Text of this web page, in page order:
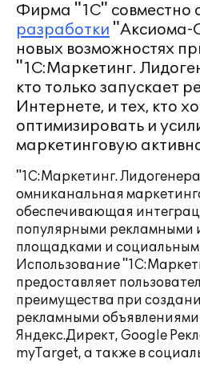
Фирма "1С" совместно
разработки "Аксиома-
новых возможностях
"1С:Маркетинг.
кто только запускает
Интернете, и тех, кто
оптимизировать и
маркетинговую
"1С:Маркетинг.
омниканальная
обеспечивающая
популярными рекламными
площадками и
Использование
предоставляет
преимущества при
рекламными объявлениями
Яндекс.Директ, Google
myTarget, а также в